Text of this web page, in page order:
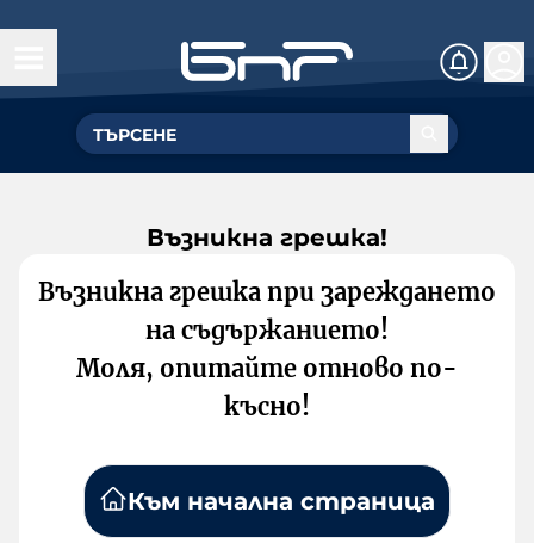
Възникна грешка!
Възникна грешка при зареждането
на съдържанието!
Моля, опитайте отново по-
късно!
Към начална страница